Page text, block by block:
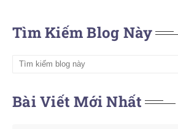
Tìm Kiếm Blog Này
Bài Viết Mới Nhất